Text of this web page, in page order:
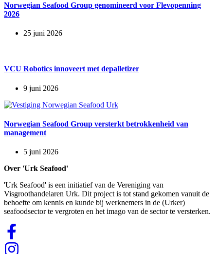
Norwegian Seafood Group genomineerd voor Flevopenning
2026
25 juni 2026
VCU Robotics innoveert met depalletizer
9 juni 2026
Norwegian Seafood Group versterkt betrokkenheid van
management
5 juni 2026
Over 'Urk Seafood'
'Urk Seafood' is een initiatief van de Vereniging van
Visgroothandelaren Urk. Dit project is tot stand gekomen vanuit de
behoefte om kennis en kunde bij werknemers in de (Urker)
seafoodsector te vergroten en het imago van de sector te versterken.